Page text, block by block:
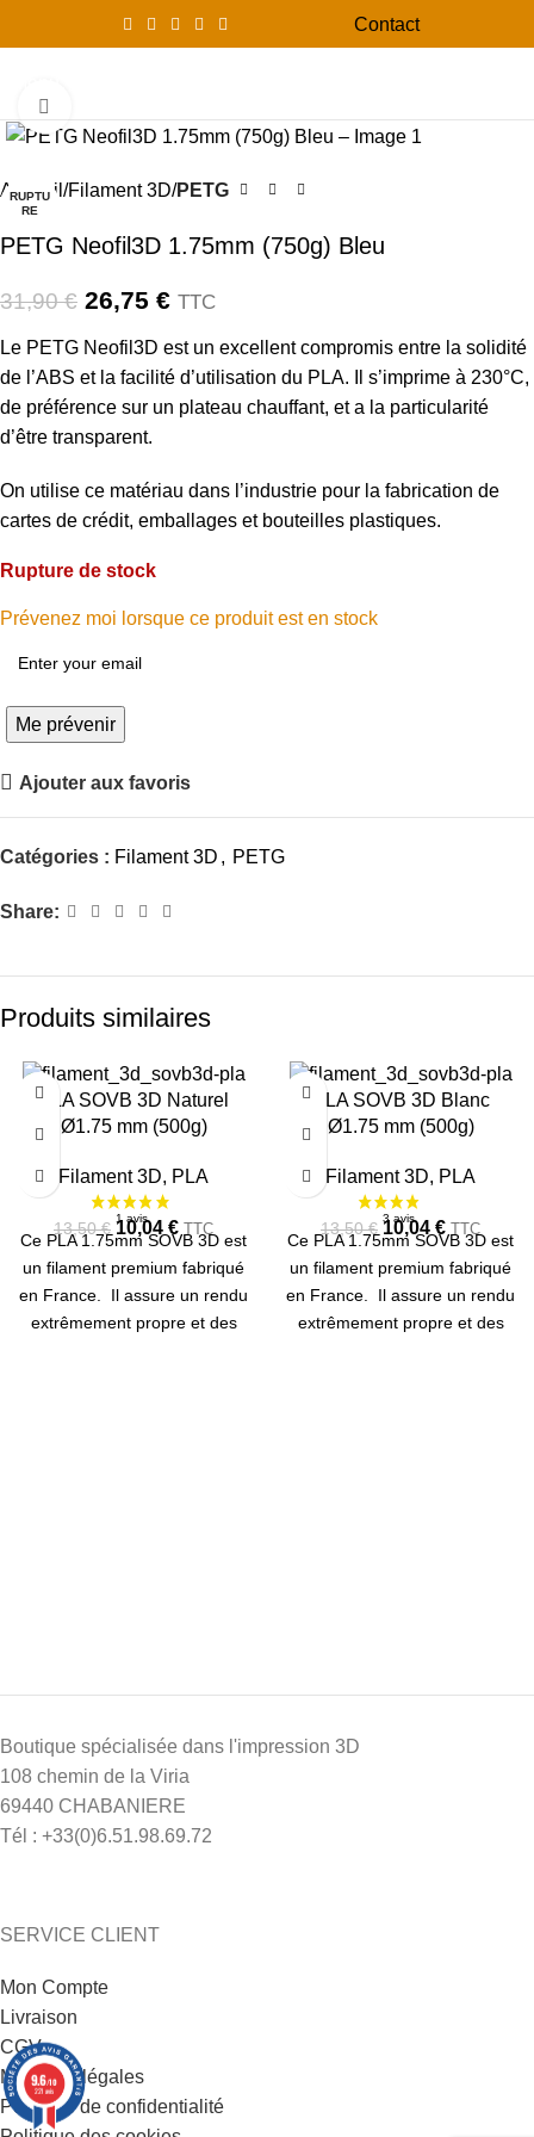
Contact
RUPTU
RE
Accueil Filament 3D PETG
PETG Neofil3D 1.75mm (750g) Bleu
31,90€ 26,75 € TTC
Le PETG Neofil3D est un excellent compromis entre la solidité
de l’ABS et la facilité d’utilisation du PLA. Il s’imprime à 230°C,
de préférence sur un plateau chauffant, et a la particularité
d’être transparent.
On utilise ce matériau dans l’industrie pour la fabrication de
cartes de crédit, emballages et bouteilles plastiques.
Rupture de stock
Prévenez moi lorsque ce produit est en stock
Me prévenir
Ajouter aux favoris
Catégories : Filament 3D , PETG
Share:
Produits similaires
PLA SOVB 3D Naturel
Ø1.75 mm (500g)
Filament 3D, PLA
13,50€ 10,04 € TTC
Ce PLA 1.75mm SOVB 3D est
un filament premium fabriqué
en France. Il assure un rendu
extrêmement propre et des
RUPTU
PLA SOVB 3D Blanc
Ø1.75 mm (500g)
Filament 3D, PLA
13,50€ 10,04 € TTC
Ce PLA 1.75mm SOVB 3D est
un filament premium fabriqué
en France. Il assure un rendu
extrêmement propre et des
Boutique spécialisée dans l'impression 3D
108 chemin de la Viria
69440 CHABANIERE
Tél : +33(0)6.51.98.69.72
SERVICE CLIENT
Mon Compte
Livraison
CGV
Mentions légales
Politique de confidentialité
9.6/10
221 avis